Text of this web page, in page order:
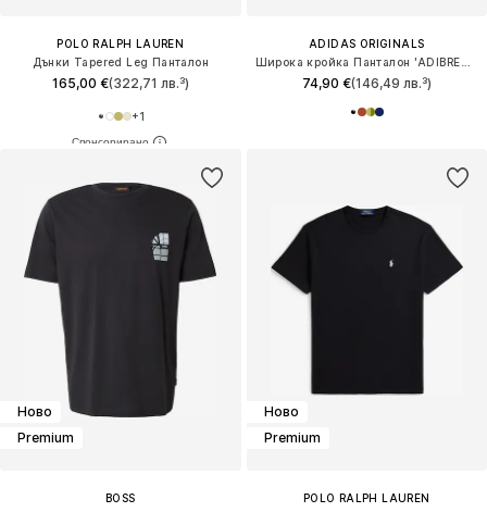
POLO RALPH LAUREN
Дънки Tapered Leg Панталон
165,00 €(322,71 лв.³)
+1
ADIDAS ORIGINALS
74,90 €(146,49 лв.³)
Ново
Premium
BOSS
Ново
Premium
POLO RALPH LAUREN